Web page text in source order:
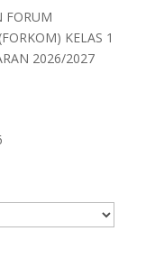
FORUM
KELAS 1
2026/2027